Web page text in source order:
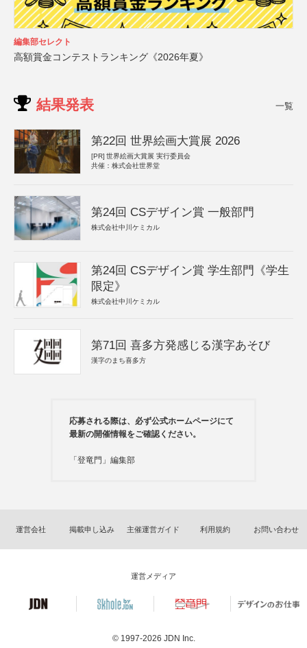
編集部セレクト
高額賞金コンテストランキング《2026年夏》
結果発表 一覧
第22回 世界絵画大賞展 2026
[PR] 世界絵画大賞展 実行委員会
共催：株式会社世界堂
第24回 CSデザイン賞 一般部門
株式会社中川ケミカル
第24回 CSデザイン賞 学生部門《学生
限定》
株式会社中川ケミカル
第71回 喜多方発感じる漢字あそび
漢字のまち喜多方
応募される際は、必ず公式ホームページにて
最新の開催情報をご確認ください。
「登竜門」編集部
運営会社 掲載申し込み 主催運営ガイド 利用規約 お問い合わせ
運営メディア
© 1997-2026 JDN Inc.